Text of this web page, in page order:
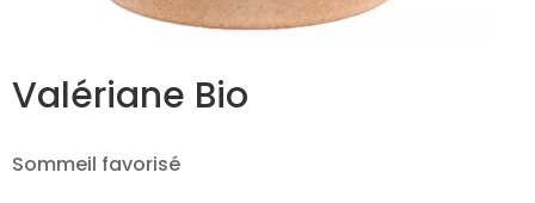
Valériane Bio
Sommeil favorisé